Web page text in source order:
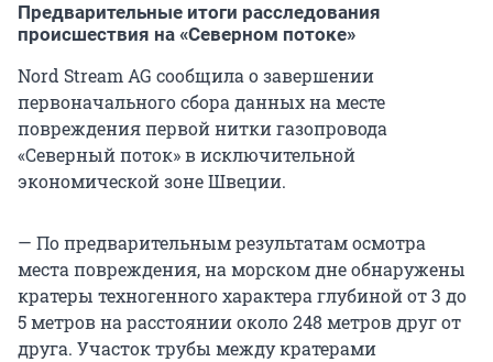
Предварительные итоги расследования
происшествия на «Северном потоке»
Nord Stream AG сообщила о завершении
первоначального сбора данных на месте
повреждения первой нитки газопровода
«Северный поток» в исключительной
экономической зоне Швеции.
— По предварительным результатам осмотра
места повреждения, на морском дне обнаружены
кратеры техногенного характера глубиной от 3 до
5 метров на расстоянии около 248 метров друг от
друга. Участок трубы между кратерами